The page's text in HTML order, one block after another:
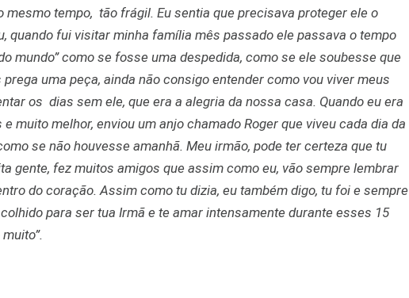
tempo, tão frágil. Eu sentia que precisava proteger ele o
quando fui visitar minha família mês passado ele passava o tempo
mundo” como se fosse uma despedida, como se ele soubesse que
uma peça, ainda não consigo entender como vou viver meus
os dias sem ele, que era a alegria da nossa casa. Quando eu era
muito melhor, enviou um anjo chamado Roger que viveu cada dia da
se não houvesse amanhã. Meu irmão, pode ter certeza que tu
gente, fez muitos amigos que assim como eu, vão sempre lembrar
do coração. Assim como tu dizia, eu também digo, tu foi e sempre
para ser tua Irmã e te amar intensamente durante esses 15